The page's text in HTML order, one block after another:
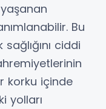
Bu
ciddi
korku içinde
yolları